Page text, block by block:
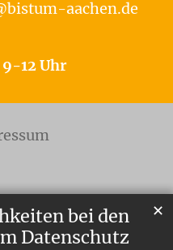
bei den
Datenschutz
✕
aachen.de
12 Uhr